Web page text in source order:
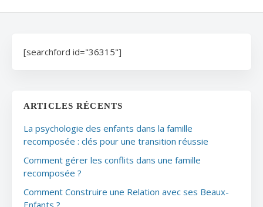
[searchford id="36315"]
ARTICLES RÉCENTS
La psychologie des enfants dans la famille
recomposée : clés pour une transition réussie
Comment gérer les conflits dans une famille
recomposée ?
Comment Construire une Relation avec ses Beaux-
Enfants ?